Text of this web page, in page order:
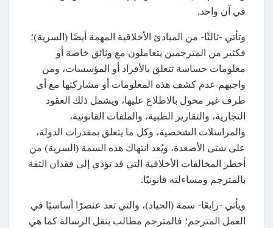
في آن واحد.
وتأتي -ثالثًا- من المبادئ الأخلاقية المهمة أيضًا (السرية)؛
فكثير من المترجمين يتعاملون مع وثائق خاصة أو
معلومات حساسة تتعلق بالأفراد أو المؤسسات، ومن
واجبهم عدم كشف هذه المعلومات أو مشاركتها مع أي
طرف غير مخول بالاطلاع عليها، ويشمل ذلك العقود
التجارية، والتقارير الطبية، والملفات القانونية،
والمراسلات الشخصية، وكل ما يتعلق بمقدرات الدولة،
على شتى الأصعدة، ويُعد انتهاك هذه السمة (السرية) من
أخطر المخالفات الأخلاقية التي قد تؤدي إلى فقدان الثقة
بالمترجم ومساءلته قانونيًا.
ويأتي -رابعًا- سمة (الحياد)، والتي تعد عنصرًا أساسيًا في
العمل المترجم؛ فالمترجم مطالب بنقل الرسالة كما هي